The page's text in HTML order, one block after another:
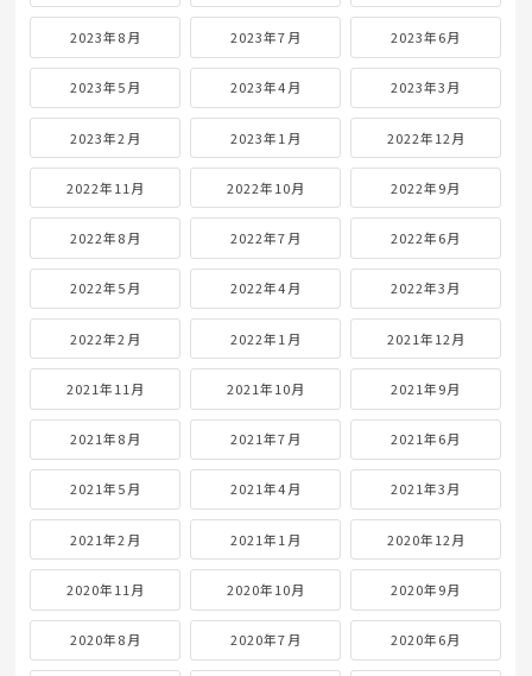
2023年8月 2023年7月 2023年6月
2023年5月 2023年4月 2023年3月
2023年2月 2023年1月 2022年12月
2022年11月 2022年10月 2022年9月
2022年8月 2022年7月 2022年6月
2022年5月 2022年4月 2022年3月
2022年2月 2022年1月 2021年12月
2021年11月 2021年10月 2021年9月
2021年8月 2021年7月 2021年6月
2021年5月 2021年4月 2021年3月
2021年2月 2021年1月 2020年12月
2020年11月 2020年10月 2020年9月
2020年8月 2020年7月 2020年6月